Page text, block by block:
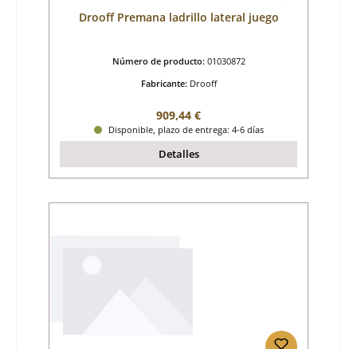
Drooff Premana ladrillo lateral juego
Número de producto: 01030872
Fabricante: Drooff
Precio normal:
909,44 €
Disponible, plazo de entrega: 4-6 días
Detalles